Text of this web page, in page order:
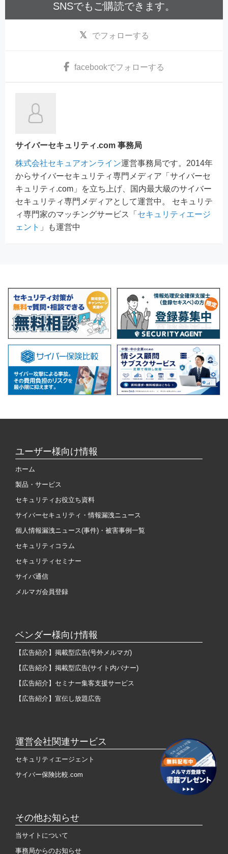
SNSでもご購読できます。
でフォローする
facebookでフォローする
サイバーセキュリティ.com 事務局
株式会社セキュアオンライン運営事務局です。2014年
からサイバーセキュリティ専門メディア「サイバーセ
キュリティ.com」を立ち上げ、国内最大級のサイバー
セキュリティ専門メディアとして運営中。 セキュリテ
ィ専門家のマッチングサービス「 セキュリティエージ
ェント 」も運営中
ユーザー様向け情報
ホーム
製品・サービス
セキュリティお役立ち資料
サイバーセキュリティ・情報漏洩ニュース
個人情報漏洩ニュース(事件)・被害事例一覧
セキュリティコラム
セキュリティセミナー
サイバ通信
メルマガ会員登録
ベンダー様向け情報
【広告紹介】掲載型広告(号外メルマガ)
【広告紹介】掲載型広告(サイト内バナー)
【広告紹介】セミナー集客支援サービス
【広告紹介】宣伝し放題広告
運営会社関連サービス
セキュリティエージェント
サイバー保険比較.com
その他お知らせ
当サイトについて
事務局からのお知らせ